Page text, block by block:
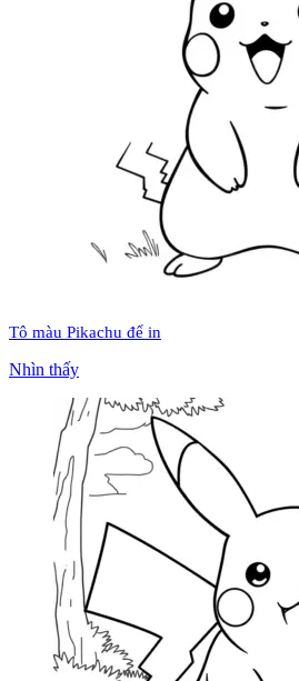
Tô màu Pikachu để in
Nhìn thấy